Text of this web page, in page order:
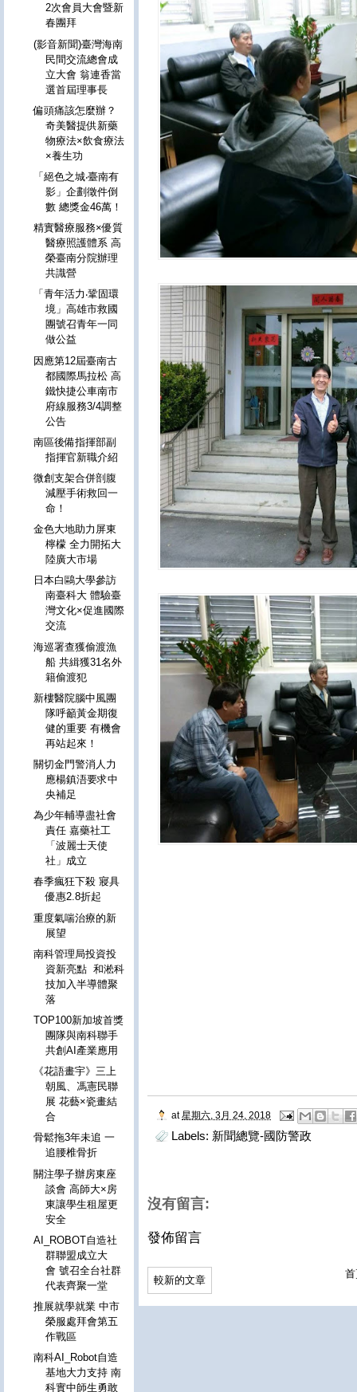
at 星期六, 3月 24, 2018
Labels: 新聞總覽-國防警政
沒有留言:
發佈留言
較新的文章
2次會員大會暨新
春團拜
(影音新聞)臺灣海南
民間交流總會成
立大會 翁連香當
選首屆理事長
偏頭痛該怎麼辦？
奇美醫提供新藥
物療法×飲食療法
×養生功
「絕色之城‧臺南有
影」企劃徵件倒
數 總獎金46萬！
精實醫療服務×優質
醫療照護體系 高
榮臺南分院辦理
共識營
「青年活力‧鞏固環
境」高雄市救國
團號召青年一同
做公益
因應第12屆臺南古
都國際馬拉松 高
鐵快捷公車南市
府線服務3/4調整
公告
南區後備指揮部副
指揮官新職介紹
微創支架合併剖腹
減壓手術救回一
命！
金色大地助力屏東
檸檬 全力開拓大
陸廣大市場
日本白鷗大學參訪
南臺科大 體驗臺
灣文化×促進國際
交流
海巡署查獲偷渡漁
船 共緝獲31名外
籍偷渡犯
新樓醫院腦中風團
隊呼籲黃金期復
健的重要 有機會
再站起來！
關切金門警消人力
應楊鎮浯要求中
央補足
為少年輔導盡社會
責任 嘉藥社工
「波麗士天使
社」成立
春季瘋狂下殺 寢具
優惠2.8折起
重度氣喘治療的新
展望
南科管理局投資投
資新亮點 和淞科
技加入半導體聚
落
TOP100新加坡首獎
團隊與南科聯手
共創AI產業應用
《花語畫宇》三上
朝風、馮憲民聯
展 花藝×瓷畫結
合
骨鬆拖3年未追 一
追腰椎骨折
關注學子辦房東座
談會 高師大×房
東讓學生租屋更
安全
AI_ROBOT自造社
群聯盟成立大
會 號召全台社群
代表齊聚一堂
推展就學就業 中市
榮服處拜會第五
作戰區
南科AI_Robot自造
基地大力支持 南
科實中師生勇敢